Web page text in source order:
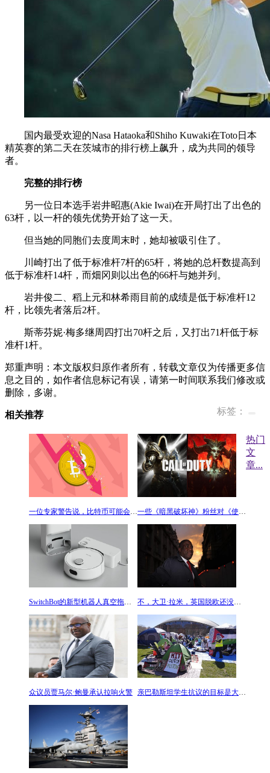
国内最受欢迎的Nasa Hataoka和Shiho Kuwaki在Toto日本
精英赛的第二天在茨城市的排行榜上飙升，成为共同的领导
者。
完整的排行榜
另一位日本选手岩井昭惠(Akie Iwai)在开局打出了出色的
63杆，以一杆的领先优势开始了这一天。
但当她的同胞们去度周末时，她却被吸引住了。
川崎打出了低于标准杆7杆的65杆，将她的总杆数提高到
低于标准杆14杆，而畑冈则以出色的66杆与她并列。
岩井俊二、稻上元和林希雨目前的成绩是低于标准杆12
杆，比领先者落后2杆。
斯蒂芬妮·梅多继周四打出70杆之后，又打出71杆低于标
准杆1杆。
郑重声明：本文版权归原作者所有，转载文章仅为传播更多信
息之目的，如作者信息标记有误，请第一时间联系我们修改或
删除，多谢。
标签：
相关推荐
一位专家警告说，比特币可能会下跌50% 一些《暗黑破坏神》粉丝对《使命召唤》的跨界并不满意
SwitchBot的新型机器人真空拖把离机器人梦想中的罗西 不，大卫·拉米，英国脱欧还没有解决
众议员贾马尔·鲍曼承认拉响火警 亲巴勒斯坦学生抗议的目标是大学与以色列的经济联系
热门
文
章...